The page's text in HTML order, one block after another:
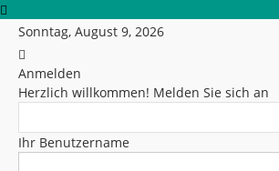
Sonntag, August 9, 2026
Anmelden
Herzlich willkommen! Melden Sie sich an
Ihr Benutzername